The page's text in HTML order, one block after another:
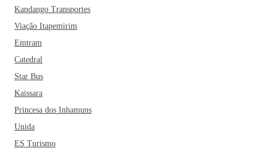
Kandango Transportes
Viação Itapemirim
Emtram
Catedral
Star Bus
Kaissara
Princesa dos Inhamuns
Unida
ES Turismo